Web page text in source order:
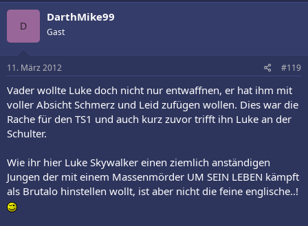
D
DarthMike99
Gast
11. März 2012 #119
Vader wollte Luke doch nicht nur entwaffnen, er hat ihm mit
voller Absicht Schmerz und Leid zufügen wollen. Dies war die
Rache für den TS1 und auch kurz zuvor trifft ihn Luke an der
Schulter.
Wie ihr hier Luke Skywalker einen ziemlich anständigen
Jungen der mit einem Massenmörder UM SEIN LEBEN kämpft
als Brutalo hinstellen wollt, ist aber nicht die feine englische..!